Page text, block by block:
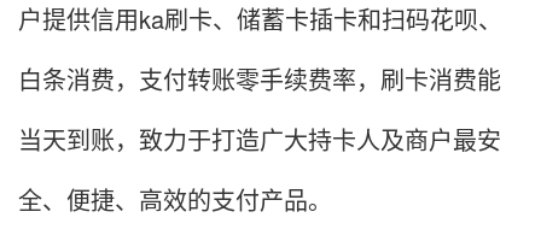
户提供信用ka刷卡、储蓄卡插卡和扫码花呗、
白条消费，支付转账零手续费率，刷卡消费能
当天到账，致力于打造广大持卡人及商户最安
全、便捷、高效的支付产品。